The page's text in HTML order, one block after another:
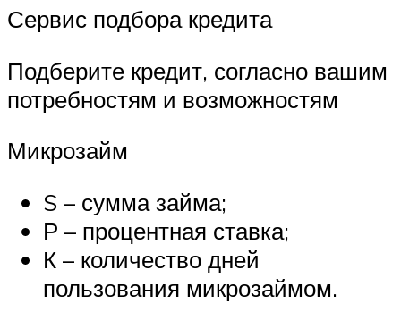
Сервис подбора кредита
Подберите кредит, согласно вашим
потребностям и возможностям
Микрозайм
S – сумма займа;
Р – процентная ставка;
К – количество дней
пользования микрозаймом.